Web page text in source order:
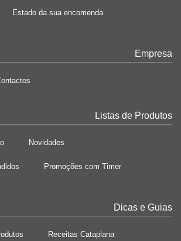
Estado da sua encomenda
Empresa
Listas de Produtos
Novidades
Promoções com Timer
Dicas e Guias
Receitas Cataplana